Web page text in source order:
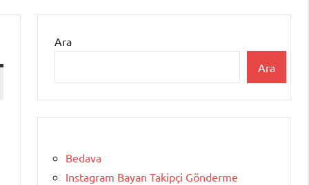
Ara
Ara
Bedava
Instagram Bayan Takipçi Gönderme